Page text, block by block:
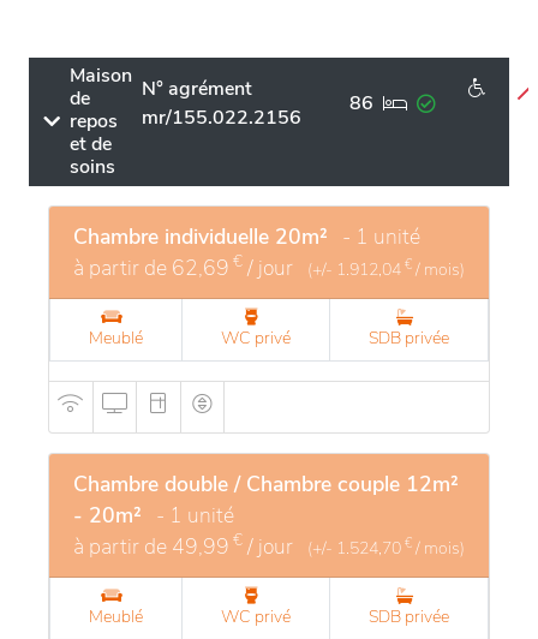
Maison
de
repos
et de
soins
N° agrément
mr/155.022.2156
86
Chambre individuelle 20m² - 1 unité
à partir de 62,69 € / jour (+/- 1.912,04 € / mois)
Meublé WC privé SDB privée
Chambre double / Chambre couple 12m²
- 20m² - 1 unité
à partir de 49,99 € / jour (+/- 1.524,70 € / mois)
Meublé WC privé SDB privée